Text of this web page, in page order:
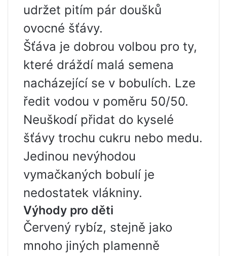
udržet pitím pár doušků
ovocné šťávy.
Šťáva je dobrou volbou pro ty,
které dráždí malá semena
nacházející se v bobulích. Lze
ředit vodou v poměru 50/50.
Neuškodí přidat do kyselé
šťávy trochu cukru nebo medu.
Jedinou nevýhodou
vymačkaných bobulí je
nedostatek vlákniny.
Výhody pro děti
Červený rybíz, stejně jako
mnoho jiných plamenně